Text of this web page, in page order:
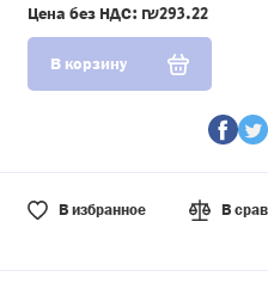
Цена без НДС: ₪293.22
В корзину
В избранное В